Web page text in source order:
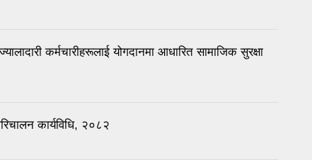
कर्मचारीहरूलाई योगदानमा आधारित सामाजिक सुरक्षा
कार्यविधि, २०८२